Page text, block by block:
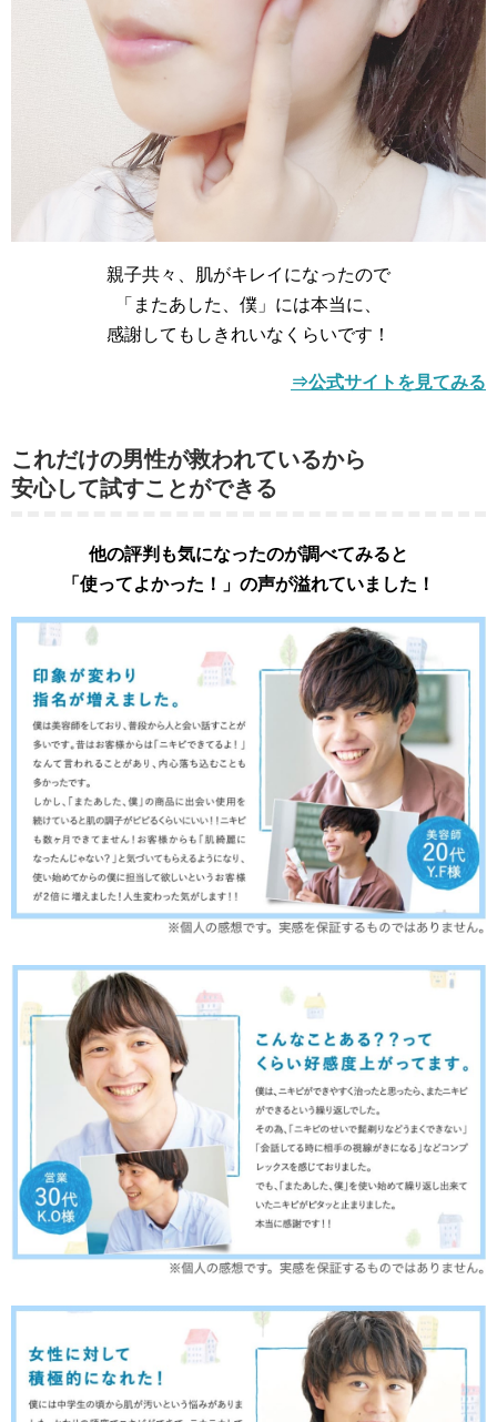
親子共々、肌がキレイになったので
「またあした、僕」には本当に、
感謝してもしきれいなくらいです！
⇒公式サイトを見てみる
これだけの男性が救われているから
安心して試すことができる
他の評判も気になったのが調べてみると
「使ってよかった！」の声が溢れていました！